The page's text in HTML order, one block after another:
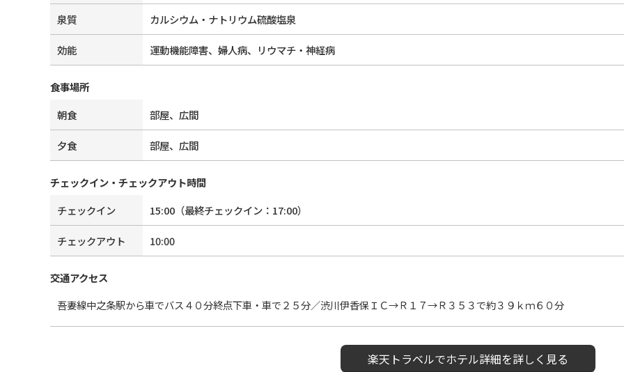
泉質 カルシウム・ナトリウム硫酸塩泉
効能 運動機能障害、婦人病、リウマチ・神経病
食事場所
朝食
部屋、広間
夕食 部屋、広間
チェックイン・チェックアウト時間
チェックイン
15:00 （最終チェックイン： 17:00）
チェックアウト 10:00
交通アクセス
吾妻線中之条駅から車でバス４０分終点下車・車で２５分／渋川伊香保ＩＣ→Ｒ１７→Ｒ３５３で約３９ｋｍ６０分
楽天トラベルでホテル詳細を詳しく見る